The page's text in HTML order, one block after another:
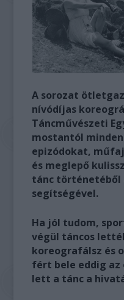
A sorozat
nívódíjas
Táncművészeti
mostantól
epizódokat,
és meglepő
tánc történetéből
segítségével.
Ha jól tudom,
végül táncos
koreografálsz és
fért bele eddig az
lett a tánc a